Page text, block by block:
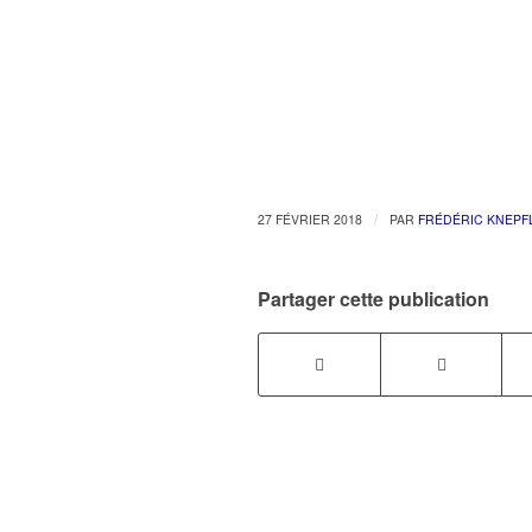
27 FÉVRIER 2018 / PAR FRÉDÉRIC
Partager cette publication